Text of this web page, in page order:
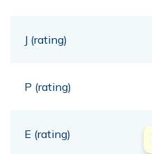
J (rating)
P (rating)
E (rating)